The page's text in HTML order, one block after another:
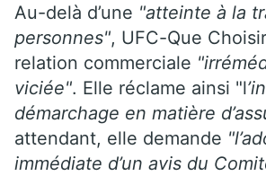
Au-delà d’une "atteinte à la
personnes", UFC-Que
relation commerciale
viciée". Elle réclame ainsi "l
démarchage en matière
attendant, elle demande
immédiate d’un avis du